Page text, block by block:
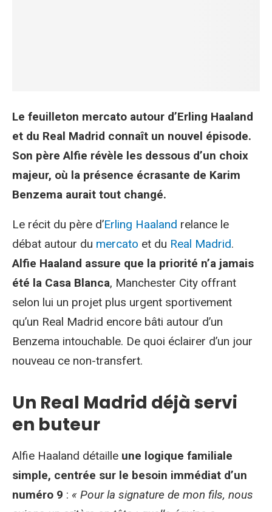
Le feuilleton mercato autour d’Erling Haaland
et du Real Madrid connaît un nouvel épisode.
Son père Alfie révèle les dessous d’un choix
majeur, où la présence écrasante de Karim
Benzema aurait tout changé.
Le récit du père d’Erling Haaland relance le
débat autour du mercato et du Real Madrid.
Alfie Haaland assure que la priorité n’a jamais
été la Casa Blanca, Manchester City offrant
selon lui un projet plus urgent sportivement
qu’un Real Madrid encore bâti autour d’un
Benzema intouchable. De quoi éclairer d’un jour
nouveau ce non-transfert.
Un Real Madrid déjà servi
en buteur
Alfie Haaland détaille une logique familiale
simple, centrée sur le besoin immédiat d’un
numéro 9 : « Pour la signature de mon fils, nous